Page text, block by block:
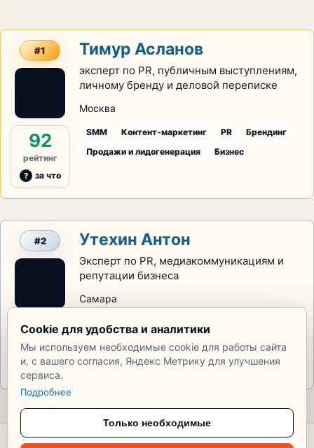
#1
92
рейтинг
за что
Тимур Асланов
эксперт по PR, публичным выступлениям,
личному бренду и деловой переписке
Москва
SMM Контент-маркетинг PR
Брендинг
Продажи и лидогенерация
Бизнес
#2
35
рейтинг
за что
Утехин Антон
Эксперт по PR, медиакоммуникациям и
репутации бизнеса
Самара
Маркетинг
Брендинг
Управление агентством
© 2026 Тупик
Cookie для удобства и аналитики
Мы используем необходимые cookie для работы сайта
и, с вашего согласия, Яндекс Метрику для улучшения
сервиса.
Подробнее
Только необходимые